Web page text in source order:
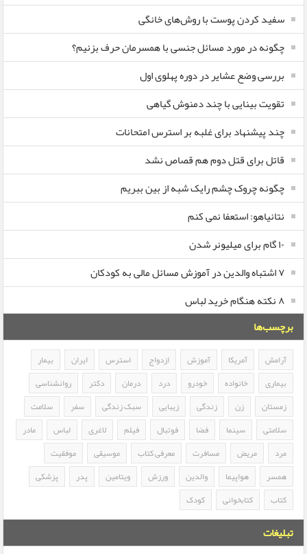
سفید کردن پوست با روش‌های خانگی
چگونه در مورد مسائل جنسی با همسرمان حرف بزنیم؟
بررسی وضع عشایر در دوره پهلوی اول
تقویت بینایی با چند دمنوش گیاهی
چند پیشنهاد برای غلبه بر استرس امتحانات
قاتل برای قتل دوم هم قصاص نشد
چگونه چروک چشم رایک شبه از بین ببریم
نتانیاهو: استعفا نمی کنم
۱۰ گام برای میلیونر شدن
۷ اشتباه والدین در آموزش مسائل مالی به کودکان
۸ نکته هنگام خرید لباس
برچسب‌ها
آرامش آمریکا آموزش ازدواج استرس ایران
بیمار
بیماری
خانواده خودرو درد درمان دکتر
روانشناسی
زمستان
زن زندگی زیبایی سبک زندگی سفر
سلامت
سلامتی
سینما فضا فوتبال فیلم لاغری لباس
مادر
مرد
مریض مسافرت معرفی کتاب موسیقی
موفقیت
همسر
هواپیما والدین ورزش ویتامین پدر
پزشکی
کتاب
کتابخوانی کودک
تبلیغات